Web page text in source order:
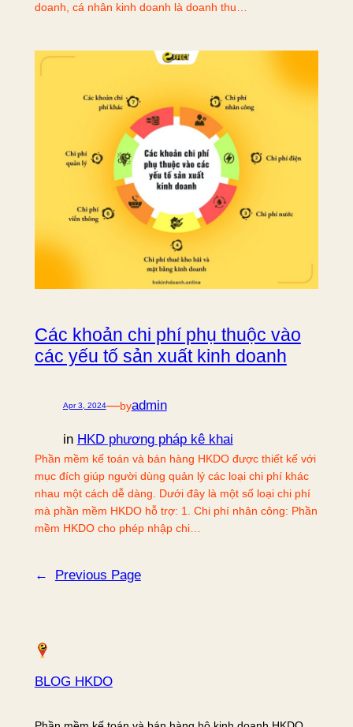
doanh, cá nhân kinh doanh là doanh thu…
Các khoản chi phí phụ thuộc vào
các yếu tố sản xuất kinh doanh
Apr 3, 2024—byadmin
in HKD phương pháp kê khai
Phần mềm kế toán và bán hàng HKDO được thiết kế với
mục đích giúp người dùng quản lý các loại chi phí khác
nhau một cách dễ dàng. Dưới đây là một số loại chi phí
mà phần mềm HKDO hỗ trợ: 1. Chi phí nhân công: Phần
mềm HKDO cho phép nhập chi…
← Previous Page
BLOG HKDO